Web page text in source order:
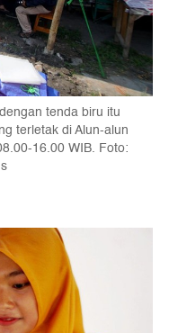
tenda biru itu
terletak di Alun-alun
16.00 WIB. Foto: